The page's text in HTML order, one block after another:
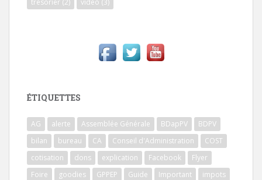
ÉTIQUETTES
AG alerte Assemblée Générale BDapPV
BDPV
bilan
bureau CA Conseil d'Administration
COST
cotisation
dons explication Facebook
Flyer
Foire
goodies GPPEP Guide Important
impots